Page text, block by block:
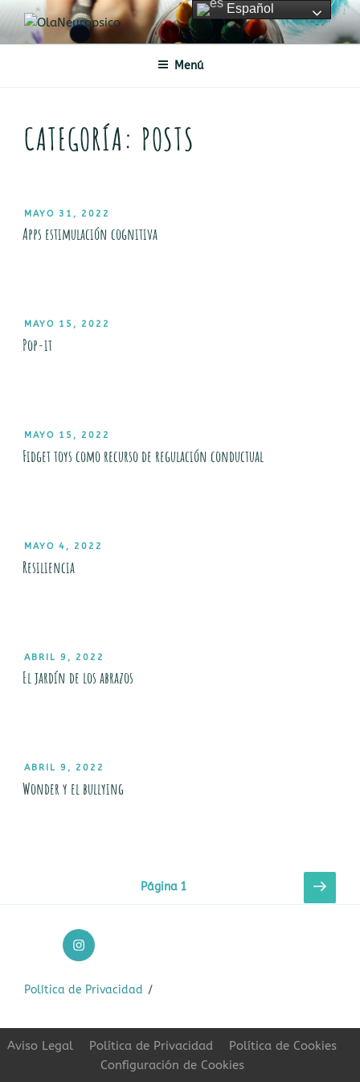
al
contenido
OLANEUROPSICO
Neuropsicología Infantil
Menú
CATEGORÍA: POSTS
PUBLICADO
EL
MAYO 31, 2022
Apps estimulación cognitiva
PUBLICADO
EL
MAYO 15, 2022
Pop-it
PUBLICADO
EL
MAYO 15, 2022
Fidget toys como recurso de regulación conductual
PUBLICADO
EL
MAYO 4, 2022
Resiliencia
PUBLICADO
EL
ABRIL 9, 2022
El jardín de los abrazos
PUBLICADO
EL
ABRIL 9, 2022
Wonder y el bullying
de
entradas
Página 1
Página
de
Política de Privacidad
Español
Aviso Legal Política de Privacidad
Política de Cookies
Configuración de Cookies